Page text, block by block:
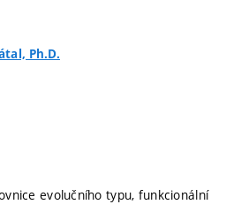
Ph.D.
evolučního typu, funkcionální